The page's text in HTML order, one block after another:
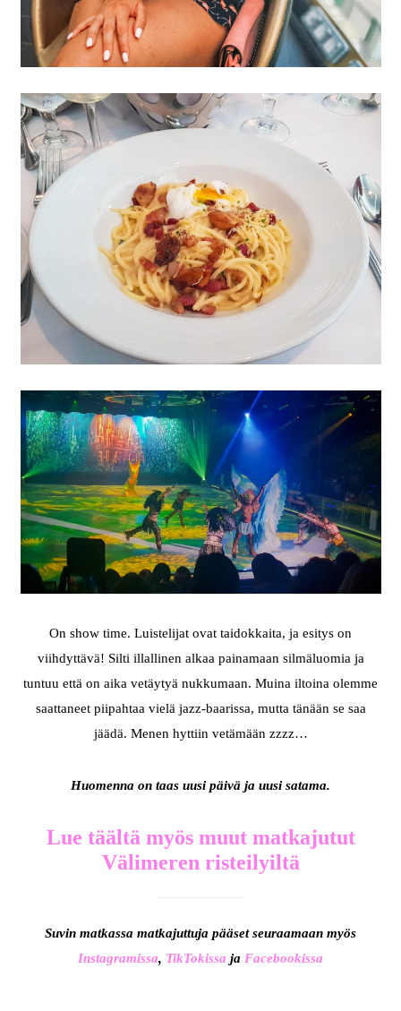
On show time. Luistelijat ovat taidokkaita, ja esitys on
viihdyttävä! Silti illallinen alkaa painamaan silmäluomia ja
tuntuu että on aika vetäytyä nukkumaan. Muina iltoina olemme
saattaneet piipahtaa vielä jazz-baarissa, mutta tänään se saa
jäädä. Menen hyttiin vetämään zzzz…
Huomenna on taas uusi päivä ja uusi satama.
Lue täältä myös muut matkajutut
Välimeren risteilyiltä
Suvin matkassa matkajuttuja pääset seuraamaan myös
Instagramissa, TikTokissa ja Facebookissa